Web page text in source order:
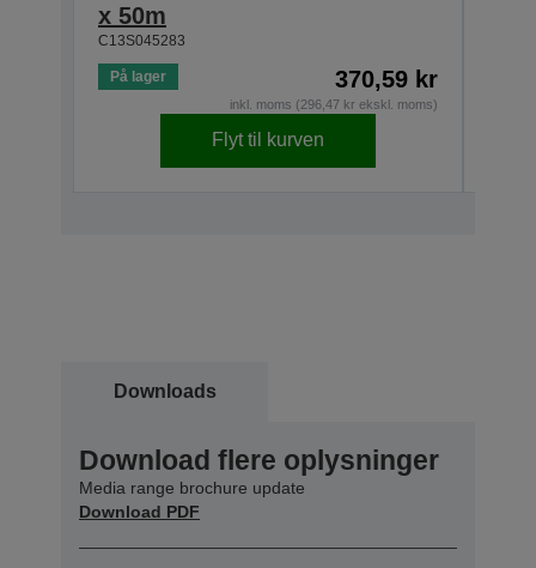
x 50m
C13S045283
På lager 370,59 kr
inkl. moms (296,47 kr ekskl. moms)
Flyt til kurven
Downloads
Download flere oplysninger
Media range brochure update
Download PDF